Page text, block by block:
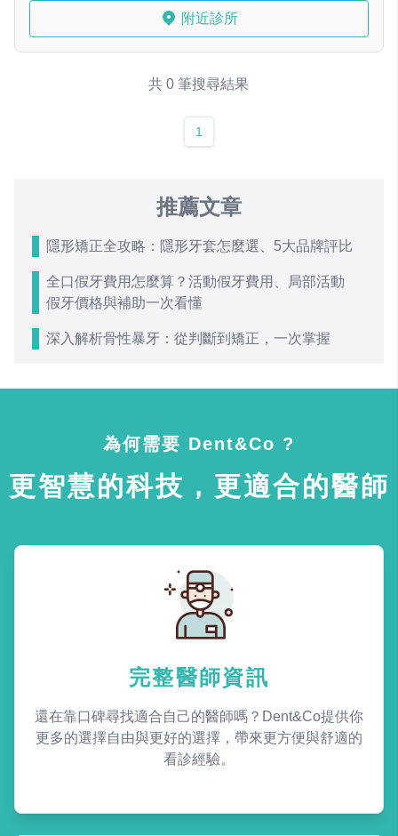
附近診所
共 0 筆搜尋結果
1
推薦文章
隱形矯正全攻略：隱形牙套怎麼選、5大品牌評比
全口假牙費用怎麼算？活動假牙費用、局部活動
假牙價格與補助一次看懂
深入解析骨性暴牙：從判斷到矯正，一次掌握
為何需要 Dent&Co ?
更智慧的科技，更適合的醫師
完整醫師資訊
還在靠口碑尋找適合自己的醫師嗎？Dent&Co提供你
更多的選擇自由與更好的選擇，帶來更方便與舒適的
看診經驗。